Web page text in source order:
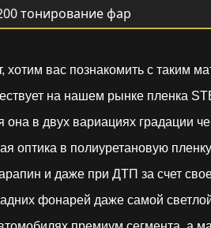
хотим вас познакомить с таким
на нашем рынке пленка
она в двух вариациях градации
оптика в полиуретановую
и даже при ДТП за счет
фонарей даже самой